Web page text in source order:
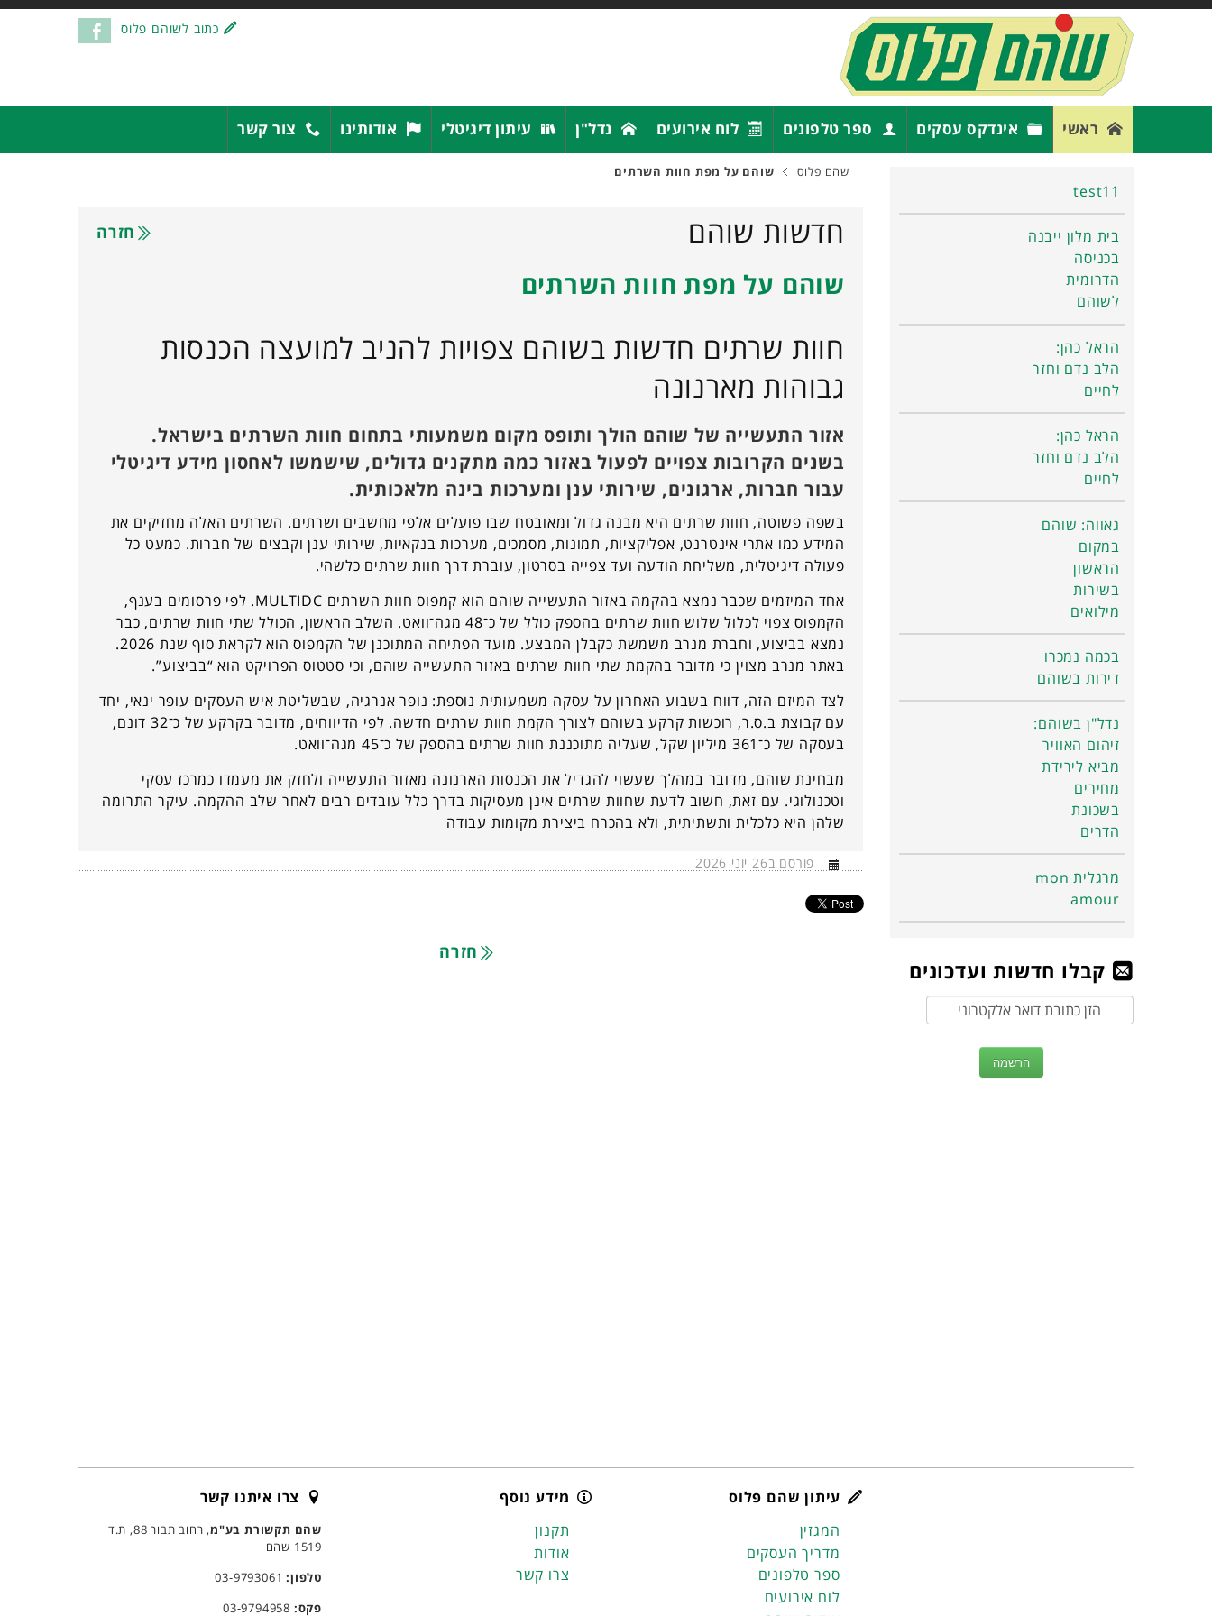
כתוב לשוהם פלוס
ראשי אינדקס עסקים ספר טלפונים לוח אירועים נדל"ן עיתון דיגיטלי אודותינו צור קשר
שהם פלוס שוהם על מפת חוות השרתים
חדשות שוהם חזרה
שוהם על מפת חוות השרתים
חוות שרתים חדשות בשוהם צפויות להניב למועצה הכנסות
גבוהות מארנונה
אזור התעשייה של שוהם הולך ותופס מקום משמעותי בתחום חוות השרתים בישראל.
בשנים הקרובות צפויים לפעול באזור כמה מתקנים גדולים, שישמשו לאחסון מידע דיגיטלי
עבור חברות, ארגונים, שירותי ענן ומערכות בינה מלאכותית.
בשפה פשוטה, חוות שרתים היא מבנה גדול ומאובטח שבו פועלים אלפי מחשבים ושרתים. השרתים האלה מחזיקים את
המידע כמו אתרי אינטרנט, אפליקציות, תמונות, מסמכים, מערכות בנקאיות, שירותי ענן וקבצים של חברות. כמעט כל
פעולה דיגיטלית, משליחת הודעה ועד צפייה בסרטון, עוברת דרך חוות שרתים כלשהי.
אחד המיזמים שכבר נמצא בהקמה באזור התעשייה שוהם הוא קמפוס חוות השרתים MULTIDC. לפי פרסומים בענף,
הקמפוס צפוי לכלול שלוש חוות שרתים בהספק כולל של כ־48 מגה־וואט. השלב הראשון, הכולל שתי חוות שרתים, כבר
נמצא בביצוע, וחברת מנרב משמשת כקבלן המבצע. מועד הפתיחה המתוכנן של הקמפוס הוא לקראת סוף שנת 2026.
באתר מנרב מצוין כי מדובר בהקמת שתי חוות שרתים באזור התעשייה שוהם, וכי סטטוס הפרויקט הוא “בביצוע”.
לצד המיזם הזה, דווח בשבוע האחרון על עסקה משמעותית נוספת: נופר אנרגיה, שבשליטת איש העסקים עופר ינאי, יחד
עם קבוצת ב.ס.ר, רוכשות קרקע בשוהם לצורך הקמת חוות שרתים חדשה. לפי הדיווחים, מדובר בקרקע של כ־32 דונם,
בעסקה של כ־361 מיליון שקל, שעליה מתוכננת חוות שרתים בהספק של כ־45 מגה־וואט.
מבחינת שוהם, מדובר במהלך שעשוי להגדיל את הכנסות הארנונה מאזור התעשייה ולחזק את מעמדו כמרכז עסקי
וטכנולוגי. עם זאת, חשוב לדעת שחוות שרתים אינן מעסיקות בדרך כלל עובדים רבים לאחר שלב ההקמה. עיקר התרומה
שלהן היא כלכלית ותשתיתית, ולא בהכרח ביצירת מקומות עבודה
פורסם ב26 יוני 2026
חזרה
test11
בית מלון ייבנה
בכניסה
הדרומית
לשוהם
הראל כהן:
הלב נדם וחזר
לחיים
הראל כהן:
הלב נדם וחזר
לחיים
גאווה: שוהם
במקום
הראשון
בשירות
מילואים
בכמה נמכרו
דירות בשוהם
נדל"ן בשוהם:
זיהום האוויר
מביא לירידת
מחירים
בשכונת
הדרים
מרגלית mon
amour
קבלו חדשות ועדכונים
צרו איתנו קשר
שהם תקשורת בע"מ
, רחוב תבור 88, ת.ד
1519 שהם
טלפון:03-9793061
פקס:
מידע נוסף
תקנון
אודות
צרו קשר
עיתון שהם פלוס
המגזין
מדריך העסקים
ספר טלפונים
לוח אירועים